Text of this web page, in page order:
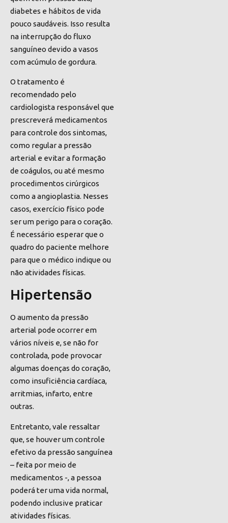
diabetes e hábitos de vida
pouco saudáveis. Isso resulta
na interrupção do fluxo
sanguíneo devido a vasos
com acúmulo de gordura.
O tratamento é
recomendado pelo
cardiologista responsável que
prescreverá medicamentos
para controle dos sintomas,
como regular a pressão
arterial e evitar a formação
de coágulos, ou até mesmo
procedimentos cirúrgicos
como a angioplastia. Nesses
casos, exercício físico pode
ser um perigo para o coração.
É necessário esperar que o
quadro do paciente melhore
para que o médico indique ou
não atividades físicas.
Hipertensão
O aumento da pressão
arterial pode ocorrer em
vários níveis e, se não for
controlada, pode provocar
algumas doenças do coração,
como insuficiência cardíaca,
arritmias, infarto, entre
outras.
Entretanto, vale ressaltar
que,se houver um controle
efetivo da pressão sanguínea
– feita por meio de
medicamentos -, a pessoa
poderáteruma vida normal,
podendo inclusive praticar
atividades físicas.